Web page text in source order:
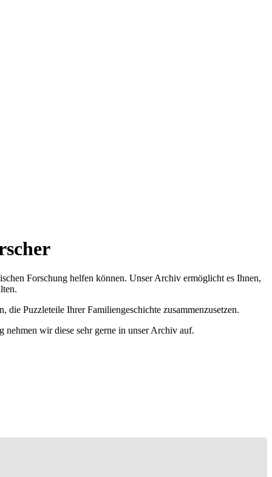
Forschung helfen können. Unser Archiv ermöglicht es Ihnen,
Puzzleteile Ihrer Familiengeschichte zusammenzusetzen.
nehmen wir diese sehr gerne in unser Archiv auf.